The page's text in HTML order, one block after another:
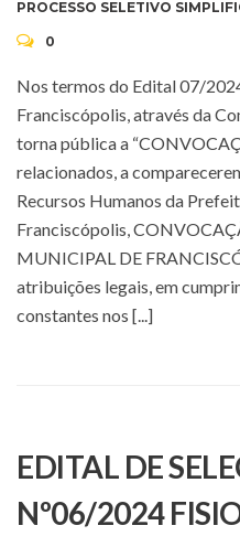
PROCESSO SELETIVO
0
Nos termos do Edital 07/
Franciscópolis, através da
torna pública a
relacionados, a
Recursos Humanos da
Franciscópolis,
MUNICIPAL DE
atribuições legais, em
constantes nos [...]
EDITAL DE
Nº06/2024